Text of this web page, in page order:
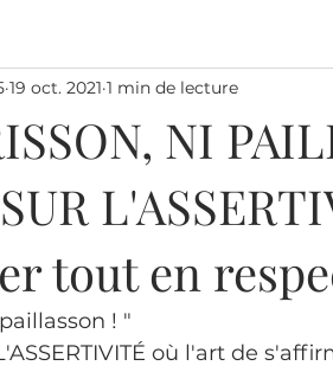
NI
tout en
19 oct. 2021 1 min de lecture
! "
où l'art de